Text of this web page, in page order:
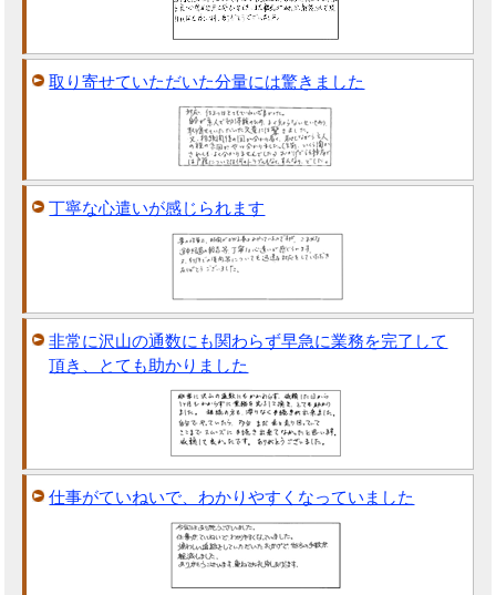
取り寄せていただいた分量には驚きました
丁寧な心遣いが感じられます
非常に沢山の通数にも関わらず早急に業務を完了して
頂き、とても助かりました
仕事がていねいで、わかりやすくなっていました